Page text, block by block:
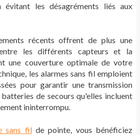
les désagréments liés aux
récents offrent de plus une
les différents capteurs et la
une couverture optimale de votre
les alarmes sans fil emploient
pour garantir une transmission
de secours qu'elles incluent
ininterrompu.
sans fil de pointe, vous bénéficiez